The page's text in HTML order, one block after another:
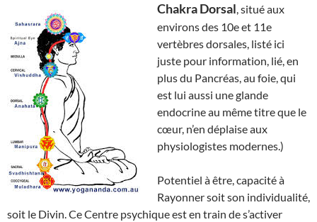
Chakra Dorsal, situé aux
environs des 10e et 11e
vertèbres dorsales, listé ici
juste pour information, lié, en
plus du Pancréas, au foie, qui
est lui aussi une glande
endocrine au même titre que le
cœur, n’en déplaise aux
physiologistes modernes.)
Potentiel à être, capacité à
Rayonner soit son individualité,
soit le Divin. Ce Centre psychique est en train de s’activer